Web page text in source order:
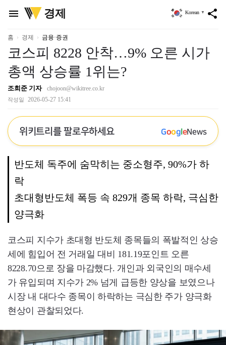
menu
위
키
리
경제 share
Korean ▼
홈 경제 금융·증권
코스피 8228 안착…9% 오른 시가
총액 상승률 1위는?
조희준 기자 chojoon@wikitree.co.kr
작성일 2026-05-27 15:41
위키트리를 팔로우하세요 GoogleNews
반도체 독주에 숨막히는 중소형주, 90%가 하
락
초대형반도체 폭등 속 829개 종목 하락, 극심한
양극화
코스피 지수가 초대형 반도체 종목들의 폭발적인 상승
세에 힘입어 전 거래일 대비 181.19포인트 오른
8228.70으로 장을 마감했다. 개인과 외국인의 매수세
가 유입되며 지수가 2% 넘게 급등한 양상을 보였으나
시장 내 대다수 종목이 하락하는 극심한 주가 양극화
현상이 관찰되었다.